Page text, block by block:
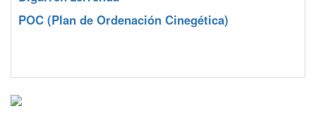
POC (Plan de Ordenación Cinegética)